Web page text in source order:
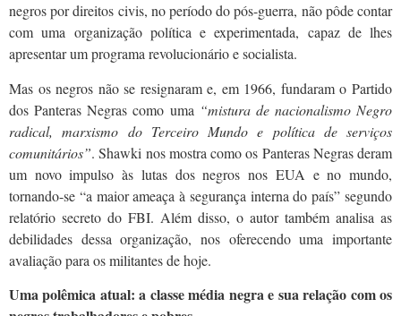
negros por direitos civis, no período do pós-guerra, não pôde contar
com uma organização política e experimentada, capaz de lhes
apresentar um programa revolucionário e socialista.
Mas os negros não se resignaram e, em 1966, fundaram o Partido
dos Panteras Negras como uma “mistura de nacionalismo Negro
radical, marxismo do Terceiro Mundo e política de serviços
comunitários”. Shawki nos mostra como os Panteras Negras deram
um novo impulso às lutas dos negros nos EUA e no mundo,
tornando-se “a maior ameaça à segurança interna do país” segundo
relatório secreto do FBI. Além disso, o autor também analisa as
debilidades dessa organização, nos oferecendo uma importante
avaliação para os militantes de hoje.
Uma polêmica atual: a classe média negra e sua relação com os